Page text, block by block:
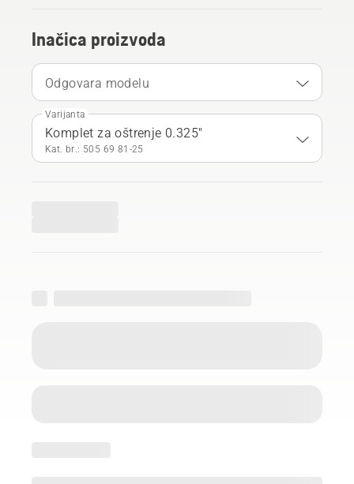
Inačica proizvoda
Odgovara modelu
Varijanta
Komplet za oštrenje 0.325"
Kat. br.: 505 69 81‑25